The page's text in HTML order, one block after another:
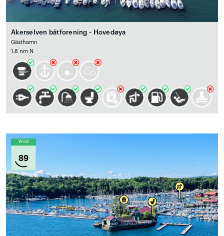
Akerselven båtforening - Hovedøya
Gästhamn
1.8 nm N
Wind
89